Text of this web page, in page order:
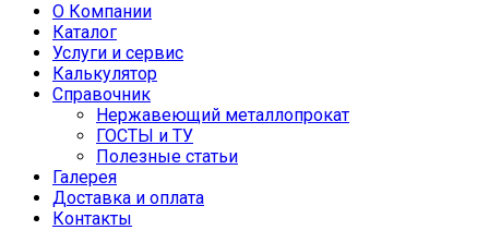
О Компании
Каталог
Услуги и сервис
Калькулятор
Справочник
Нержавеющий металлопрокат
ГОСТЫ и ТУ
Полезные статьи
Галерея
Доставка и оплата
Контакты